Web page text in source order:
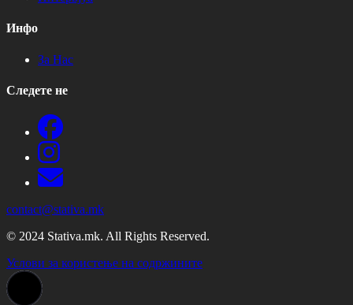
Инфо
За Нас
Следете не
contact@stativa.mk
© 2024 Stativa.mk. All Rights Reserved.
Услови за користење на содржините